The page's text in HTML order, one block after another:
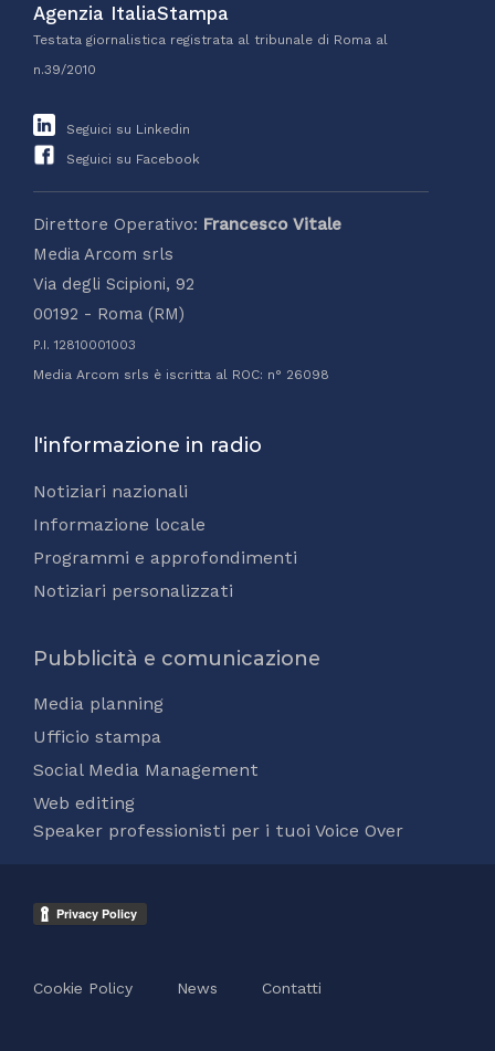
Agenzia ItaliaStampa
Testata giornalistica registrata al tribunale di Roma al
n.39/2010
Seguici su Linkedin
Seguici su Facebook
Direttore Operativo: Francesco Vitale
Media Arcom srls
Via degli Scipioni, 92
00192 - Roma (RM)
P.I. 12810001003
Media Arcom srls è iscritta al ROC: n° 26098
l'informazione in radio
Notiziari nazionali
Informazione locale
Programmi e approfondimenti
Notiziari personalizzati
Pubblicità e comunicazione
Media planning
Ufficio stampa
Social Media Management
Web editing
Speaker professionisti per i tuoi Voice Over
Cookie Policy News Contatti